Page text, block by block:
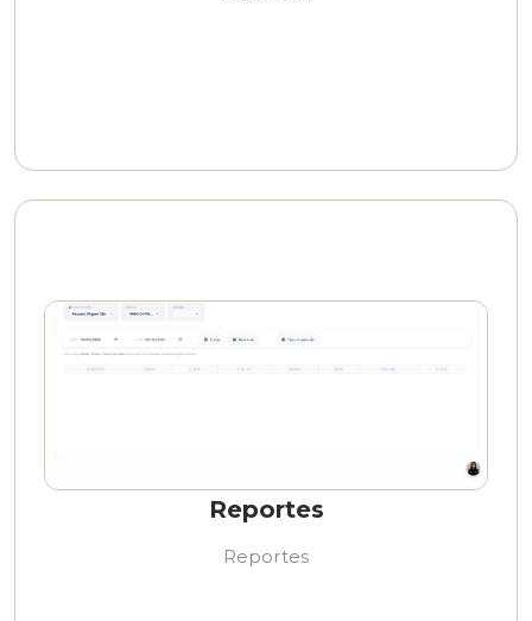
Reportes
Reportes